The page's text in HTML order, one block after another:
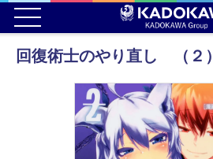
回復術士のやり直し （２）